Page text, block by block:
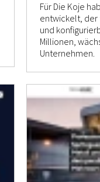
Für Die Koje
entwickelt, der
und
Millionen,
Unternehmen.